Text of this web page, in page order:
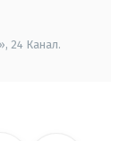
24 Канал.